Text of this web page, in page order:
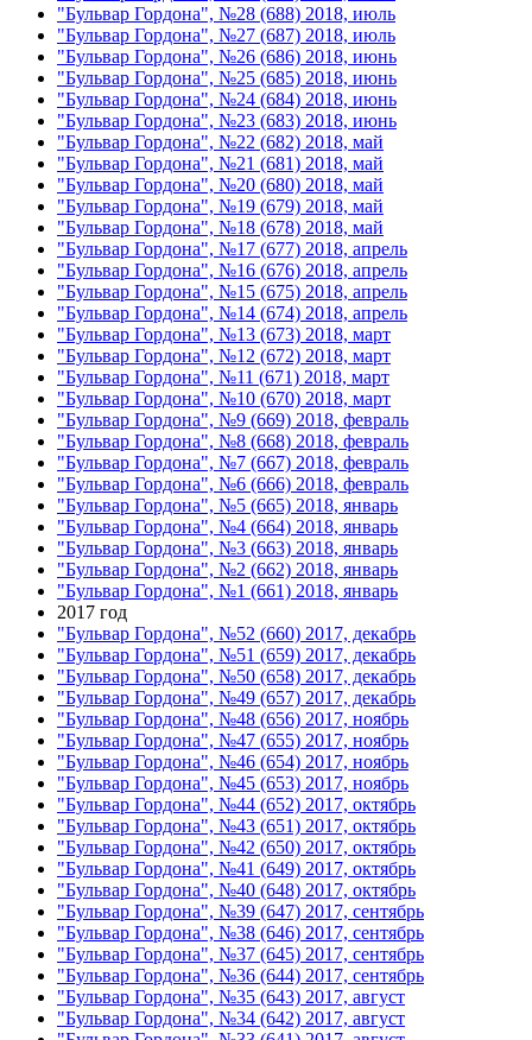
"Бульвар Гордона", №28 (688) 2018, июль
"Бульвар Гордона", №27 (687) 2018, июль
"Бульвар Гордона", №26 (686) 2018, июнь
"Бульвар Гордона", №25 (685) 2018, июнь
"Бульвар Гордона", №24 (684) 2018, июнь
"Бульвар Гордона", №23 (683) 2018, июнь
"Бульвар Гордона", №22 (682) 2018, май
"Бульвар Гордона", №21 (681) 2018, май
"Бульвар Гордона", №20 (680) 2018, май
"Бульвар Гордона", №19 (679) 2018, май
"Бульвар Гордона", №18 (678) 2018, май
"Бульвар Гордона", №17 (677) 2018, апрель
"Бульвар Гордона", №16 (676) 2018, апрель
"Бульвар Гордона", №15 (675) 2018, апрель
"Бульвар Гордона", №14 (674) 2018, апрель
"Бульвар Гордона", №13 (673) 2018, март
"Бульвар Гордона", №12 (672) 2018, март
"Бульвар Гордона", №11 (671) 2018, март
"Бульвар Гордона", №10 (670) 2018, март
"Бульвар Гордона", №9 (669) 2018, февраль
"Бульвар Гордона", №8 (668) 2018, февраль
"Бульвар Гордона", №7 (667) 2018, февраль
"Бульвар Гордона", №6 (666) 2018, февраль
"Бульвар Гордона", №5 (665) 2018, январь
"Бульвар Гордона", №4 (664) 2018, январь
"Бульвар Гордона", №3 (663) 2018, январь
"Бульвар Гордона", №2 (662) 2018, январь
"Бульвар Гордона", №1 (661) 2018, январь
2017 год
"Бульвар Гордона", №52 (660) 2017, декабрь
"Бульвар Гордона", №51 (659) 2017, декабрь
"Бульвар Гордона", №50 (658) 2017, декабрь
"Бульвар Гордона", №49 (657) 2017, декабрь
"Бульвар Гордона", №48 (656) 2017, ноябрь
"Бульвар Гордона", №47 (655) 2017, ноябрь
"Бульвар Гордона", №46 (654) 2017, ноябрь
"Бульвар Гордона", №45 (653) 2017, ноябрь
"Бульвар Гордона", №44 (652) 2017, октябрь
"Бульвар Гордона", №43 (651) 2017, октябрь
"Бульвар Гордона", №42 (650) 2017, октябрь
"Бульвар Гордона", №41 (649) 2017, октябрь
"Бульвар Гордона", №40 (648) 2017, октябрь
"Бульвар Гордона", №39 (647) 2017, сентябрь
"Бульвар Гордона", №38 (646) 2017, сентябрь
"Бульвар Гордона", №37 (645) 2017, сентябрь
"Бульвар Гордона", №36 (644) 2017, сентябрь
"Бульвар Гордона", №35 (643) 2017, август
"Бульвар Гордона", №34 (642) 2017, август